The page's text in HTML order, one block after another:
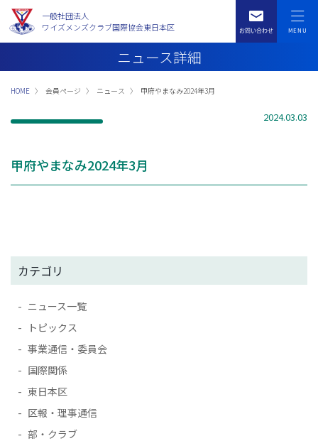
一般社団法人
ワイズメンズクラブ国際協会東日本区
ニュース詳細
HOME 会員ページ ニュース 甲府やまなみ2024年3月
2024.03.03
甲府やまなみ2024年3月
カテゴリ
ニュース一覧
トピックス
事業通信・委員会
国際関係
東日本区
区報・理事通信
部・クラブ